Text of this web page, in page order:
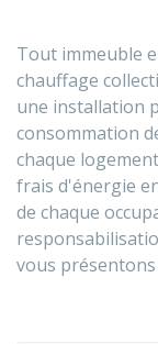
Tout immeuble
chauffage
une installation
consommation
chaque
frais d'énergie
de chaque
vous